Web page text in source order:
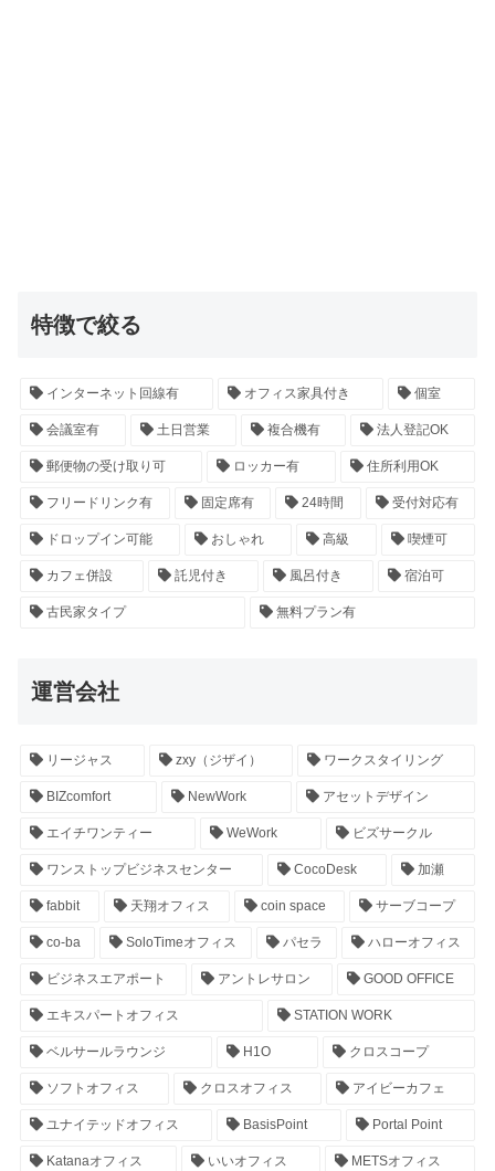
特徴で絞る
インターネット回線有 オフィス家具付き 個室
会議室有 土日営業 複合機有 法人登記OK
郵便物の受け取り可 ロッカー有 住所利用OK
フリードリンク有 固定席有 24時間 受付対応有
ドロップイン可能 おしゃれ 高級 喫煙可
カフェ併設 託児付き 風呂付き 宿泊可
古民家タイプ 無料プラン有
運営会社
リージャス zxy（ジザイ） ワークスタイリング
BIZcomfort NewWork アセットデザイン
エイチワンティー WeWork ビズサークル
ワンストップビジネスセンター CocoDesk 加瀬
fabbit 天翔オフィス coin space サーブコープ
co-ba SoloTimeオフィス パセラ ハローオフィス
ビジネスエアポート アントレサロン GOOD OFFICE
エキスパートオフィス STATION WORK
ベルサールラウンジ H1O クロスコープ
ソフトオフィス クロスオフィス アイビーカフェ
ユナイテッドオフィス BasisPoint Portal Point
Katanaオフィス いいオフィス METSオフィス